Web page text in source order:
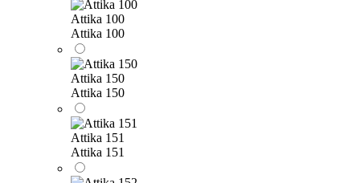
Attika 100
Attika 100
Attika 150
Attika 150
Attika 151
Attika 151